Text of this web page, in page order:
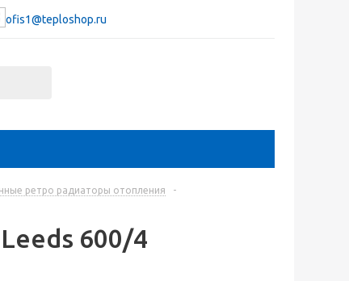
ofis1@teploshop.ru
ретро радиаторы отопления
-
600/4